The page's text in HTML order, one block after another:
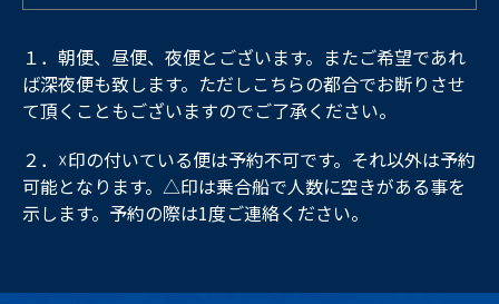
１．朝便、昼便、夜便とございます。またご希望であれ
ば深夜便も致します。ただしこちらの都合でお断りさせ
て頂くこともございますのでご了承ください。
２．☓印の付いている便は予約不可です。それ以外は予約
可能となります。△印は乗合船で人数に空きがある事を
示します。予約の際は1度ご連絡ください。